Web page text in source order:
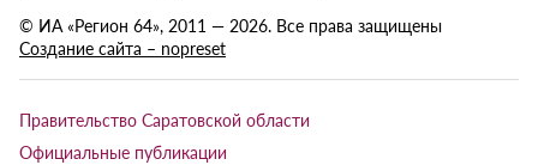
© ИА «Регион 64», 2011 — 2026. Все права защищены
Создание сайта – nopreset
Правительство Саратовской области
Официальные публикации